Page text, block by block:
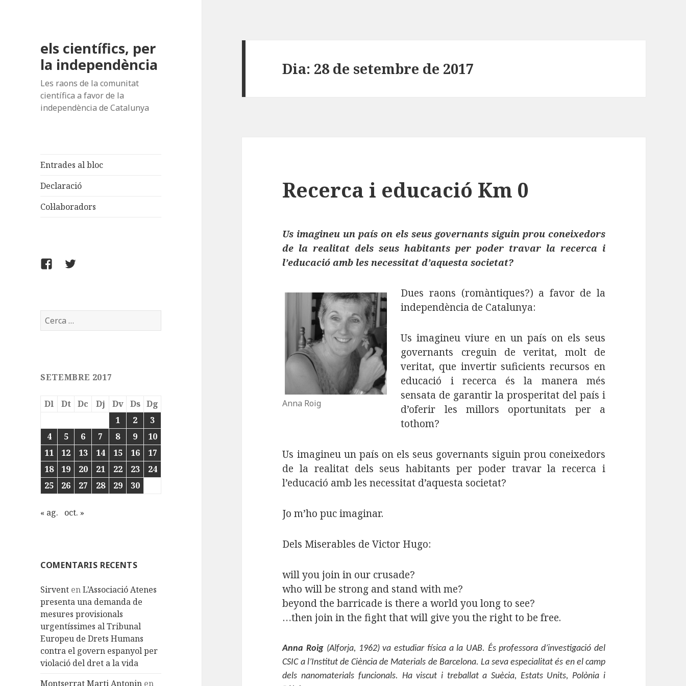
els científics, per
la independència
Les raons de la comunitat
científica a favor de la
independència de Catalunya
Entrades al bloc
Declaració
Col·laboradors
FACEBOOK
TWITTER
Cerca:
SETEMBRE 2017
Dl Dt Dc Dj Dv Ds Dg
1
2
3
4
5 6 7 8 9
10
11
12 13 14 15 16
17
18
19 20 21 22 23
24
25
26 27 28 29 30
« ag. oct. »
COMENTARIS RECENTS
Sirvent enL’Associació Atenes
presenta una demanda de
mesures provisionals
urgentíssimes al Tribunal
Europeu de Drets Humans
contra el govern espanyol per
violació del dret a la vida
Montserrat Marti Antonin en
Dia: 28 de setembre de 2017
Recerca i educació Km 0
Us imagineu un país on els seus governants siguin prou coneixedors
de la realitat dels seus habitants per poder travar la recerca i
l’educació amb les necessitat d’aquesta societat?
Anna Roig
Dues raons (romàntiques?) a favor de la
independència de Catalunya:
Us imagineu viure en un país on els seus
governants creguin de veritat, molt de
veritat, que invertir suficients recursos en
educació i recerca és la manera més
sensata de garantir la prosperitat del país i
d’oferir les millors oportunitats per a
tothom?
Us imagineu un país on els seus governants siguin prou coneixedors
de la realitat dels seus habitants per poder travar la recerca i
l’educació amb les necessitat d’aquesta societat?
Jo m’ho puc imaginar.
Dels Miserables de Victor Hugo:
will you join in our crusade?
who will be strong and stand with me?
beyond the barricade is there a world you long to see?
…then join in the fight that will give you the right to be free.
Anna Roig (Alforja, 1962) va estudiar física a la UAB. És professora d’investigació del
CSIC a l’Institut de Ciència de Materials de Barcelona. La seva especialitat és en el camp
dels nanomaterials funcionals. Ha viscut i treballat a Suècia, Estats Units, Polònia i